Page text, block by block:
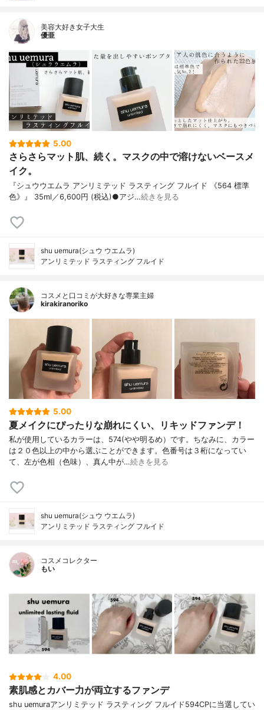
美容大好き女子大生
優亜
5.00
さらさらマット肌、続く。マスクの中で溶けないベースメ
イク。
『シュウウエムラ アンリミテッド ラスティング フルイド 《564 標準
色》』 35ml／6,600円 (税込)●アジ…続きを見る
shu uemura(シュウ ウエムラ)
アンリミテッド ラスティング フルイド
コスメと口コミが大好きな専業主婦
kirakiranoriko
5.00
夏メイクにぴったりな崩れにくい、リキッドファンデ！
私が使用しているカラーは、574(やや明るめ）です。ちなみに、カラー
は２０色以上の中から選ぶことができます。色番号は３桁になってい
て、左が色相（色味）、真ん中が…続きを見る
shu uemura(シュウ ウエムラ)
アンリミテッド ラスティング フルイド
コスメコレクター
もい
4.00
素肌感とカバー力が両立するファンデ
shu uemuraアンリミテッド ラスティング フルイド594CPに当選してい